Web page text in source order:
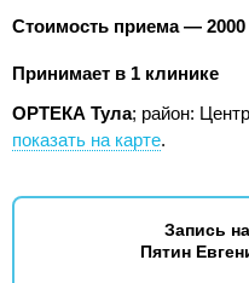
Стоимость приема — 2000
Принимает в 1 клинике
ОРТЕКА Тула; район:
показать на карте.
Запись
Пятин